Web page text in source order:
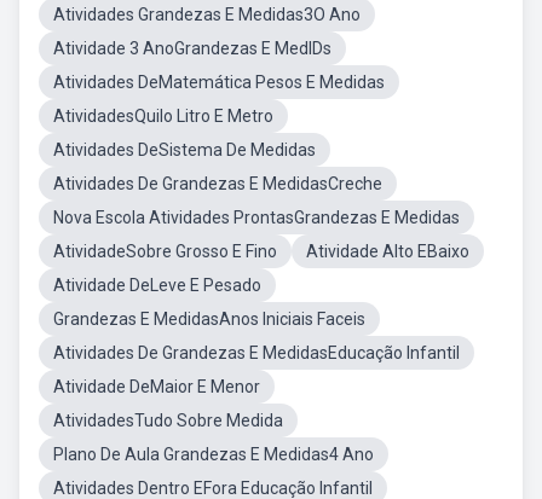
Atividades Grandezas E Medidas3O Ano
Atividade 3 AnoGrandezas E MedIDs
Atividades DeMatemática Pesos E Medidas
AtividadesQuilo Litro E Metro
Atividades DeSistema De Medidas
Atividades De Grandezas E MedidasCreche
Nova Escola Atividades ProntasGrandezas E Medidas
AtividadeSobre Grosso E Fino
Atividade Alto EBaixo
Atividade DeLeve E Pesado
Grandezas E MedidasAnos Iniciais Faceis
Atividades De Grandezas E MedidasEducação Infantil
Atividade DeMaior E Menor
AtividadesTudo Sobre Medida
Plano De Aula Grandezas E Medidas4 Ano
Atividades Dentro EFora Educação Infantil